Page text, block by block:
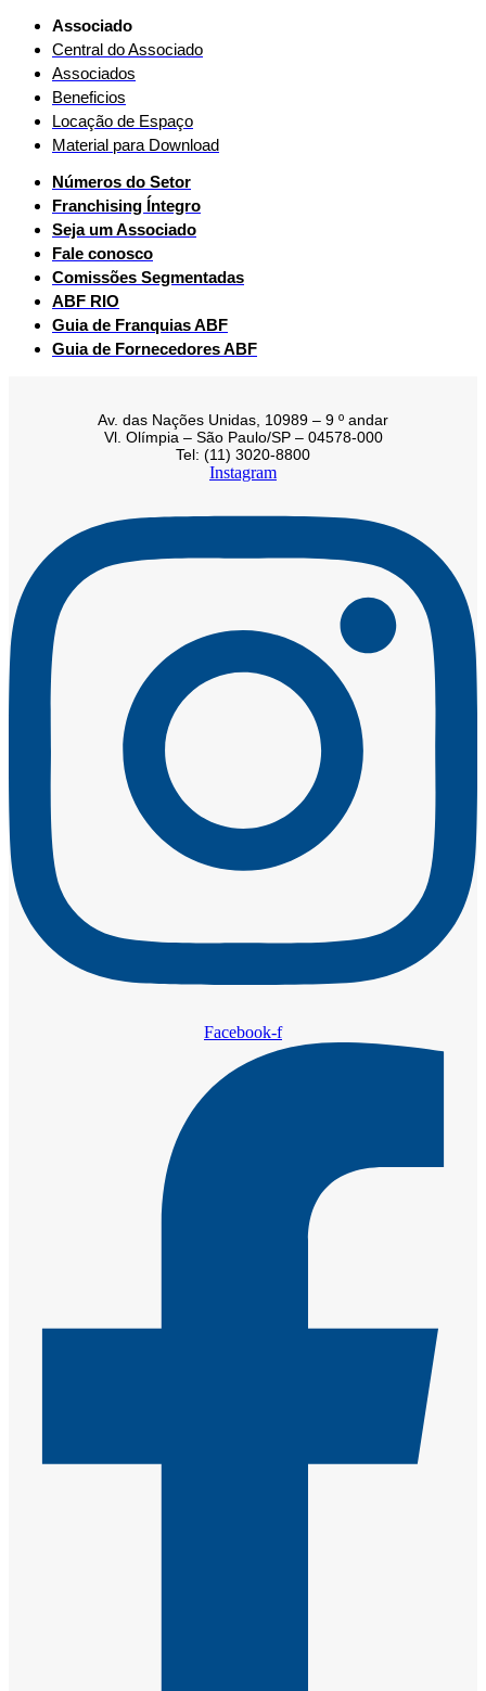
Associado
Central do Associado
Associados
Beneficios
Locação de Espaço
Material para Download
Números do Setor
Franchising Íntegro
Seja um Associado
Fale conosco
Comissões Segmentadas
ABF RIO
Guia de Franquias ABF
Guia de Fornecedores ABF
Av. das Nações Unidas, 10989 – 9 º andar
Vl. Olímpia – São Paulo/SP – 04578-000
Tel: (11) 3020-8800
Instagram
Facebook-f